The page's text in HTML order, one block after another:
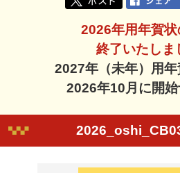
2026年用年賀状
終了いたしま
2027年（未年）用
2026年10月に開始